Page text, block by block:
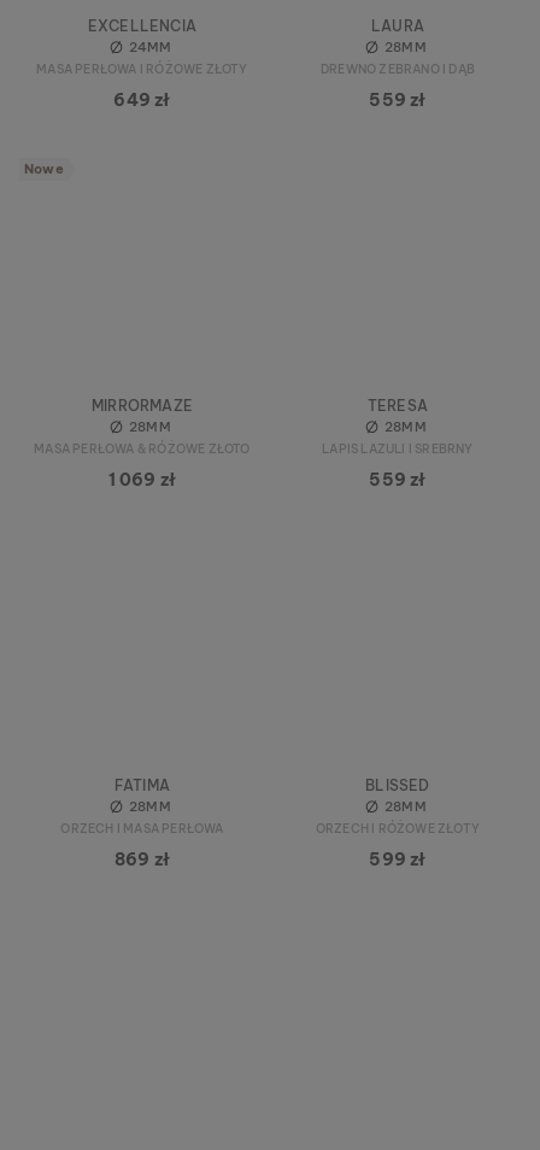
EXCELLENCIA
24MM
MASA PERŁOWA I RÓŻOWE ZŁOTY
649 zł
LAURA
28MM
DREWNO ZEBRANO I DĄB
559 zł
Nowe
MIRRORMAZE
28MM
MASA PERŁOWA & RÓŻOWE ZŁOTO
1 069 zł
TERESA
28MM
LAPIS LAZULI I SREBRNY
559 zł
FATIMA
28MM
ORZECH I MASA PERŁOWA
869 zł
BLISSED
28MM
ORZECH I RÓŻOWE ZŁOTY
599 zł